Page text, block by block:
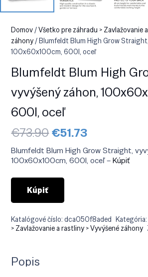
Domov/Všetko pre záhradu > Zavlažovanie
záhony/ Blumfeldt Blum High Grow
100x60x100cm, 600l, oceľ
Blumfeldt Blum High
vyvýšený záhon,
600l, oceľ
€73.90Pôvodná
cena
bola:
€73.90.
€51.73Aktuálna
je:
€51.73.
Blumfeldt Blum High Grow Straight,
100x60x100cm, 600l, oceľ –Kúpiť
Kúpiť
Katalógové číslo:dca050f8aded
> Zavlažovanie a rastliny > Vyvýšené záhony
Popis